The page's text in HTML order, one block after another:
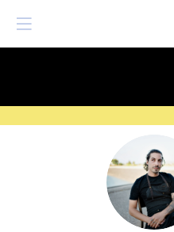
NM